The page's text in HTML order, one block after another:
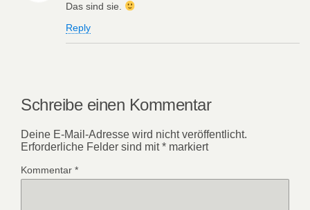
Das sind sie.
Reply
Schreibe einen Kommentar
Deine E-Mail-Adresse wird nicht veröffentlicht.
Erforderliche Felder sind mit* markiert
Kommentar *